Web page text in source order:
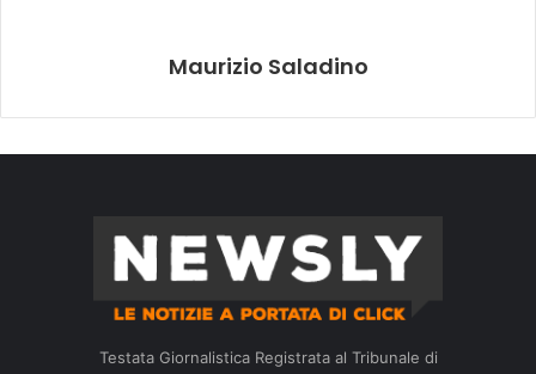
Maurizio Saladino
Testata Giornalistica Registrata al Tribunale di